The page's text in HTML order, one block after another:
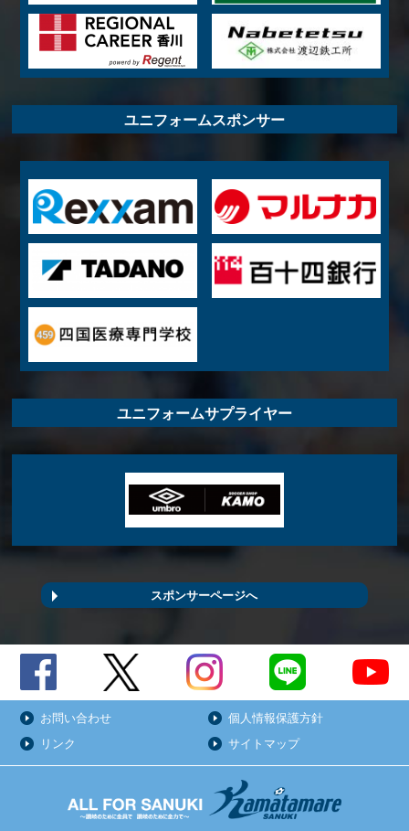
ユニフォームスポンサー
ユニフォームサプライヤー
スポンサーページへ
お問い合わせ
個人情報保護方針
リンク
サイトマップ